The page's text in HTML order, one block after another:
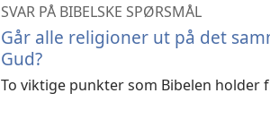
SVAR PÅ BIBELSKE SPØRSMÅL
Går alle religioner ut på det
Gud?
To viktige punkter som Bibelen holder